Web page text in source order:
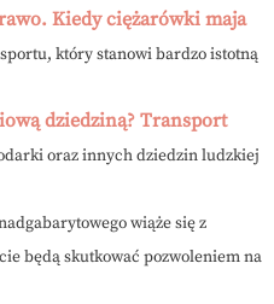
Kiedy ciężarówki maja
który stanowi bardzo istotną
dziedziną? Transport
oraz innych dziedzin ludzkiej
wiąże się z
będą skutkować pozwoleniem na